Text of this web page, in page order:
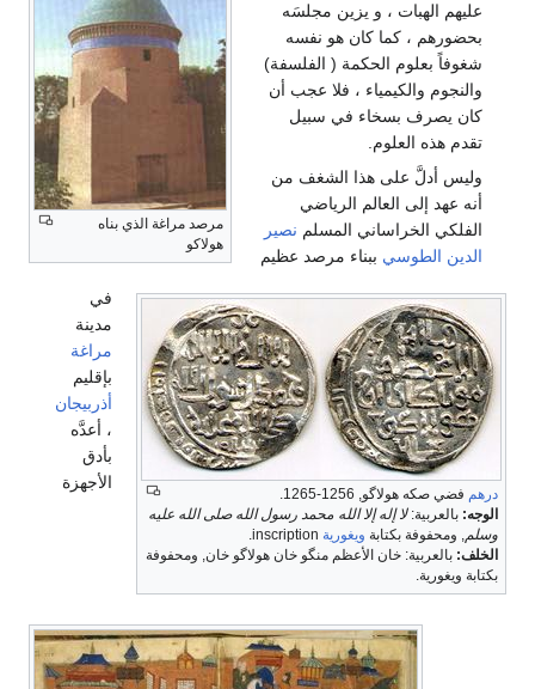
مرصد مراغة الذي بناه
هولاكو
درهم فضي صكه هولاگو, 1256-1265.
الوجه: بالعربية:لا إله إلا الله محمد رسول الله صلى الله عليه
وسلم, ومحفوفة بكتابة ويغورية
الخلف: بالعربية: خان الأعظم منگو خان هولاگو خان, ومحفوفة
بكتابة ويغورية.
عليهم الهبات ، و يزين مجلسَه
بحضورهم ، كما كان هو نفسه
شغوفاً بعلوم الحكمة ( الفلسفة)
والنجوم والكيمياء ، فلا عجب أن
كان يصرف بسخاء في سبيل
تقدم هذه العلوم.
وليس أدلَّ على هذا الشغف من
أنه عهد إلى العالم الرياضي
الفلكي الخراساني المسلم نصير
الدين الطوسي ببناء مرصد عظيم
في
مدينة
مراغة
بإقليم
أذربيجان
، أعدَّه
بأدق
الأجهزة